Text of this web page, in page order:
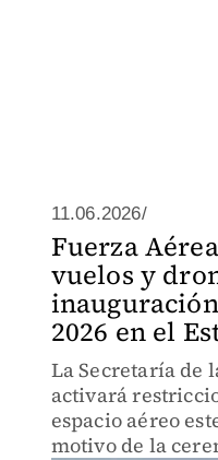
11.06.2026/
Fuerza
vuelos y
2026 en el
La Secretaría de
activará
espacio aéreo
motivo de la